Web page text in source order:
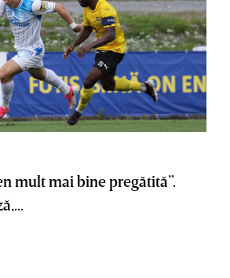
mult mai bine pregătită”.